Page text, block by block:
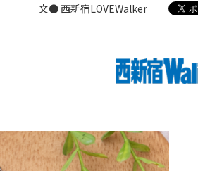
文● 西新宿LOVEWalker